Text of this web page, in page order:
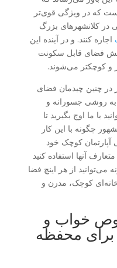
که در ویژگی قوی‌تر
در کلانشهرهای بزرگ
اجاره کنند. و در آینده این
فضای قابل سکونت
و کوچکتر می‌شوند.
در چنین چیدمان فضای
روشی جسورانه و
با ما اوج بگیرید تا
چگونه با این کار
آپارتمان کوچک خود
آنها استفاده کنید
از هر اینچ فضا
خانه‌ای کوچک، مدرن و
خواب و
برای محفظه